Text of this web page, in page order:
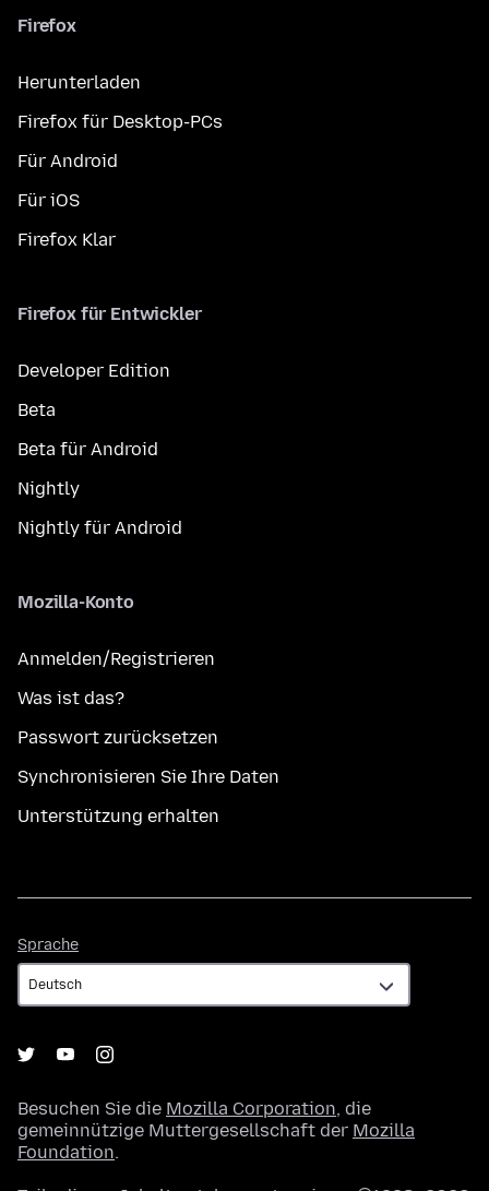
Firefox
Herunterladen
Firefox für Desktop-PCs
Für Android
Für iOS
Firefox Klar
Firefox für Entwickler
Developer Edition
Beta
Beta für Android
Nightly
Nightly für Android
Mozilla-Konto
Anmelden/Registrieren
Was ist das?
Passwort zurücksetzen
Synchronisieren Sie Ihre Daten
Unterstützung erhalten
Sprache
Besuchen Sie die Mozilla Corporation, die
gemeinnützige Muttergesellschaft der Mozilla
Foundation.